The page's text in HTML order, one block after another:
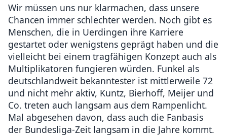
Wir müssen uns nur klarmachen, dass unsere
Chancen immer schlechter werden. Noch gibt es
Menschen, die in Uerdingen ihre Karriere
gestartet oder wenigstens geprägt haben und die
vielleicht bei einem tragfähigen Konzept auch als
Multiplikatoren fungieren würden. Funkel als
deutschlandweit bekanntester ist mittlerweile 72
und nicht mehr aktiv, Kuntz, Bierhoff, Meijer und
Co. treten auch langsam aus dem Rampenlicht.
Mal abgesehen davon, dass auch die Fanbasis
der Bundesliga-Zeit langsam in die Jahre kommt.